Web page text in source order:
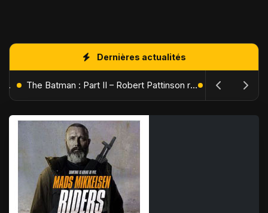
Dernières actualités
L'Âge de Glace : Le Réveil du Volcan – Manny, Sid et Diego de retour pour une aventure explosive The Batman : Part II – Robert Pattinson replonge dans les ténèbres de Gotham dès octobre 2027